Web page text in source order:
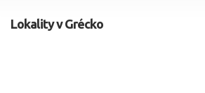
2 dospelí, 0 deti
Lokality v Grécko